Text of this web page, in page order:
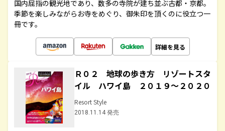
国内屈指の観光地であり、数多の寺院が建ち並ぶ古都・京都。
季節を楽しみながらお寺をめぐり、御朱印を頂くのに役立つ一
冊です。
詳細を見る
Ｒ０２ 地球の歩き方 リゾートスタ
イル ハワイ島 ２０１９～２０２０
Resort Style
2018.11.14 発売